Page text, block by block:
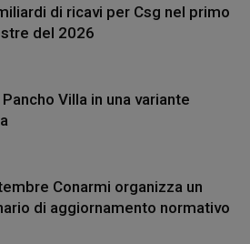
di ricavi per Csg nel primo
del 2026
Pancho Villa in una variante
Conarmi organizza un
di aggiornamento normativo